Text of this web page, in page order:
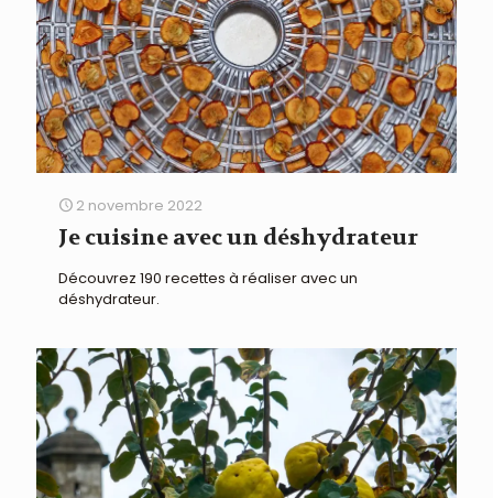
2 novembre 2022
Je cuisine avec un déshydrateur
Découvrez 190 recettes à réaliser avec un
déshydrateur.